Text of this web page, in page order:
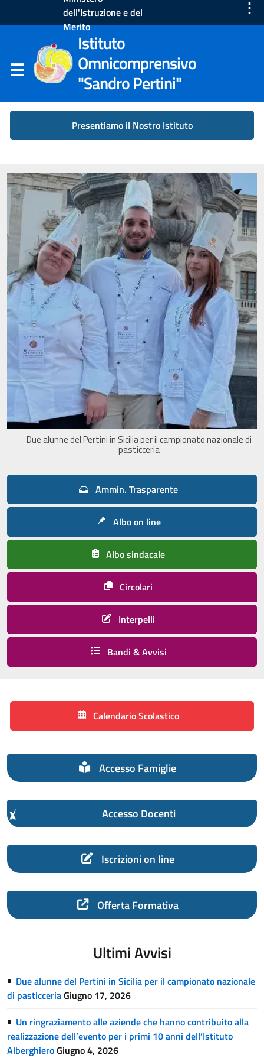
dell'Istruzione e del
Merito
⋮
Istituto
Omnicomprensivo
"Sandro Pertini"
Presentiamo il Nostro Istituto
Due alunne del Pertini in Sicilia per il campionato nazionale di
pasticceria
Ammin. Trasparente
Albo on line
Albo sindacale
Circolari
Interpelli
Bandi & Avvisi
Calendario Scolastico
Accesso Famiglie
Accesso Docenti
Iscrizioni on line
Offerta Formativa
Ultimi Avvisi
Due alunne del Pertini in Sicilia per il campionato nazionale
di pasticceriaGiugno 17, 2026
Un ringraziamento alle aziende che hanno contribuito alla
realizzazione dell’evento per i primi 10 anni dell’Istituto
AlberghieroGiugno 4, 2026